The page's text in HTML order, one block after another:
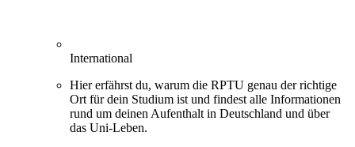
International
Hier erfährst du, warum die RPTU genau der richtige
Ort für dein Studium ist und findest alle Informationen
rund um deinen Aufenthalt in Deutschland und über
das Uni-Leben.